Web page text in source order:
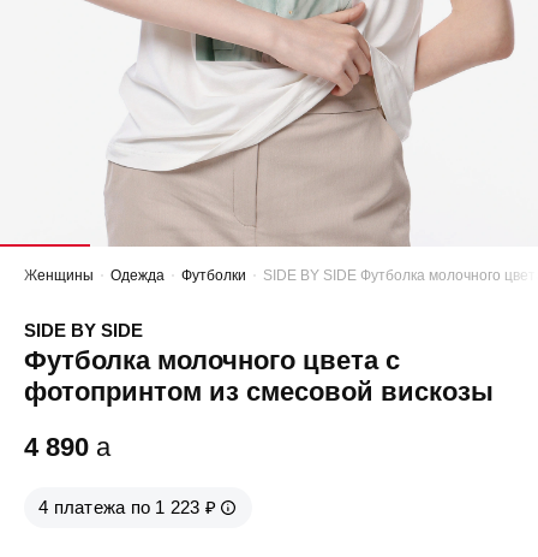
Женщины Одежда Футболки SIDE BY SIDE Футболка молочного
SIDE BY SIDE
Футболка молочного цвета с
фотопринтом из смесовой вискозы
4 890 a
4 платежа по 1 223 ₽